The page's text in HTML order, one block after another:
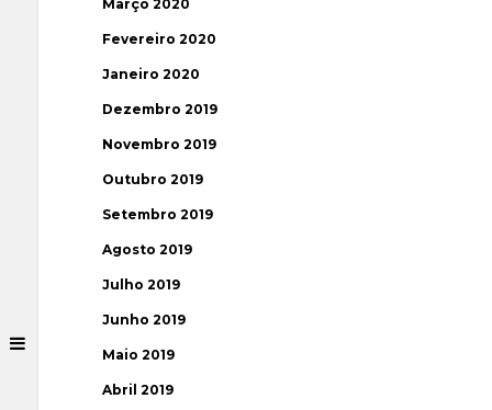
Março 2020
Fevereiro 2020
Janeiro 2020
Dezembro 2019
Novembro 2019
Outubro 2019
Setembro 2019
Agosto 2019
Julho 2019
Junho 2019
Maio 2019
Abril 2019